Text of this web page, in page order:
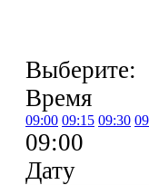
Выберите:
Время
09:00 09:15 09:30
09:00
Дату